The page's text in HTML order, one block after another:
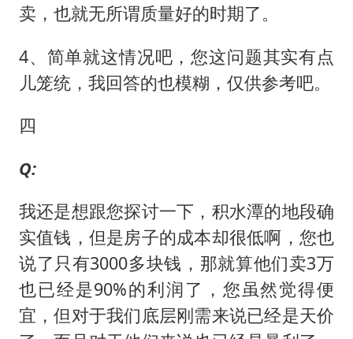
卖，也就无所谓质量好的时期了。
4、简单就这情况吧，您这问题其实有点
儿笼统，我回答的也模糊，仅供参考吧。
四
Q:
我还是想跟您探讨一下，积水潭的地段确
实值钱，但是房子的成本却很低啊，您也
说了只有3000多块钱，那就算他们卖3万
也已经是90%的利润了，您虽然觉得便
宜，但对于我们底层刚需来说已经是天价